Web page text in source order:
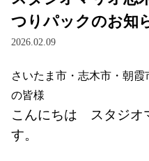
つりパックのお知
2026.02.09
さいたま市・志木市・朝
の皆様
こんにちは　スタジ
す。